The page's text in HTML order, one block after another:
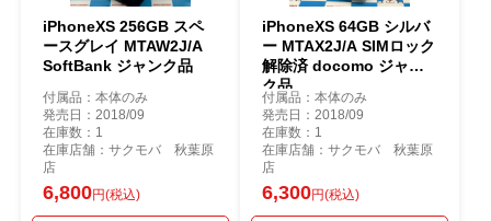
iPhoneXS 256GB スペ
ースグレイ MTAW2J/A
SoftBank ジャンク品
付属品：本体のみ
発売日：2018/09
在庫数：1
在庫店舗：サクモバ 秋葉原
店
6,800円(税込)
iPhoneXS 64GB シルバ
ー MTAX2J/A SIMロック
解除済 docomo ジャン
ク品
付属品：本体のみ
発売日：2018/09
在庫数：1
在庫店舗：サクモバ 秋葉原
店
6,300円(税込)